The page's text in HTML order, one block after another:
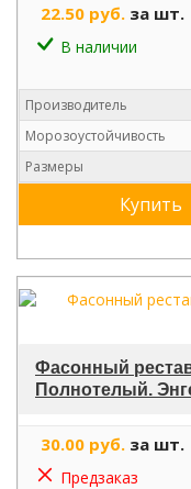
22.50 руб. за шт.
В наличии
Производитель
Морозоустойчивость
Размеры
Купить
Фасонный
Полнотелый.
30.00 руб. за шт.
Предзаказ